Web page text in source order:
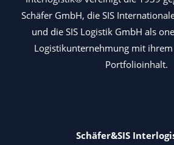
Schäfer GmbH, die SIS
und die SIS Logistik GmbH als
Logistikunternehmung mit
Portfolioinhalt.
Schäfer&SIS